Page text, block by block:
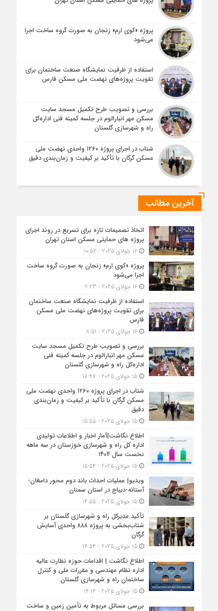
پروژه «کوی ارم» زنجان به صورت گروه ساخت اجرا
می‌شود
استفاده از ظرفیت نمایشگاه صنعت ساختمان برای
تقویت پروژه‌های نهضت ملی مسکن فارس
بررسی و تصویب طرح تکمیل مسجد سایت
مسکن مهر انبارالوم در جلسه کمیته فنی اداره‌کل
راه و شهرسازی گلستان
شتاب در اجرای پروژه ۱۲۶۰ واحدی نهضت ملی
مسکن گرگان با تأکید بر کیفیت و زمان‌بندی دقیق
آخرین مطالب
اتخاذ تصمیمات تازه برای تسریع در روند اجرای
پروژه های حمایتی مسکن استان تهران
16 جولای 2025 - 10:52
پروژه «کوی ارم» زنجان به صورت گروه ساخت
اجرا می‌شود
16 جولای 2025 - 9:23
استفاده از ظرفیت نمایشگاه صنعت ساختمان
برای تقویت پروژه‌های نهضت ملی مسکن
فارس
16 جولای 2025 - 8:51
بررسی و تصویب طرح تکمیل مسجد سایت
مسکن مهر انبارالوم در جلسه کمیته فنی
اداره‌کل راه و شهرسازی گلستان
15 جولای 2025 - 18:47
شتاب در اجرای پروژه ۱۲۶۰ واحدی نهضت ملی
مسکن گرگان با تأکید بر کیفیت و زمان‌بندی
دقیق
15 جولای 2025 - 15:55
اطلاع نگاشت|آمار اخبار و اطلاعات تولیدی
اداره کل راه و شهرسازی خوزستان در سه ماهه
نخست سال ۱۴۰۴
15 جولای 2025 - 15:54
ویدیو| عملیات احداث باند دوم محور دامغان-
آستانه-دیباج در استان سمنان
15 جولای 2025 - 14:55
تأکید مدیرکل راه و شهرسازی گلستان بر
شتاب‌بخشی به پروژه ۸۸۸ واحدی آسایش
گرگان
15 جولای 2025 - 14:54
اطلاع نگاشت | اقدامات حوزه نظارت عالیه
اداره نظام مهندسی و مقررات ملی و کنترل
ساختمان راه و شهرسازی گلستان
15 جولای 2025 - 14:14
بررسی مسائل مربوط به تأمین زمین و ساخت